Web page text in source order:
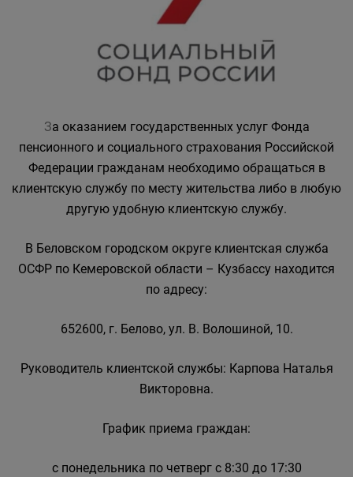
За оказанием государственных услуг Фонда
пенсионного и социального страхования Российской
Федерации гражданам необходимо обращаться в
клиентскую службу по месту жительства либо в любую
другую удобную клиентскую службу.
В Беловском городском округе клиентская служба
ОСФР по Кемеровской области – Кузбассу находится
по адресу:
652600, г. Белово, ул. В. Волошиной, 10.
Руководитель клиентской службы: Карпова Наталья
Викторовна.
График приема граждан:
с понедельника по четверг с 8:30 до 17:30